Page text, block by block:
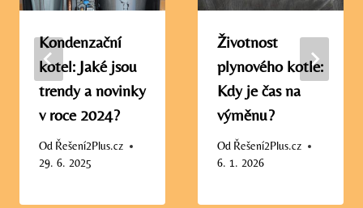
Kondenzační
kotel: Jaké jsou
trendy a novinky
v roce 2024?
Od Řešení2Plus.cz
29. 6. 2025
Životnost
plynového kotle:
Kdy je čas na
výměnu?
Od Řešení2Plus.cz
6. 1. 2026